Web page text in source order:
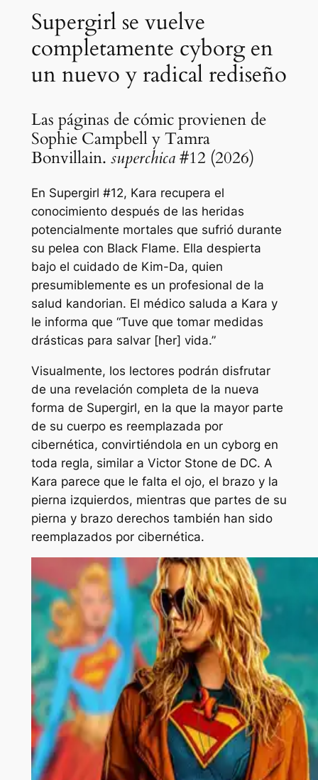
Supergirl se vuelve
completamente cyborg en
un nuevo y radical rediseño
Las páginas de cómic provienen de
Sophie Campbell y Tamra
Bonvillain. superchica#12 (2026)
En Supergirl #12, Kara recupera el
conocimiento después de las heridas
potencialmente mortales que sufrió durante
su pelea con Black Flame. Ella despierta
bajo el cuidado de Kim-Da, quien
presumiblemente es un profesional de la
salud kandorian. El médico saluda a Kara y
le informa que “Tuve que tomar medidas
drásticas para salvar [her] vida.”
Visualmente, los lectores podrán disfrutar
de una revelación completa de la nueva
forma de Supergirl, en la que la mayor parte
de su cuerpo es reemplazada por
cibernética, convirtiéndola en un cyborg en
toda regla, similar a Victor Stone de DC. A
Kara parece que le falta el ojo, el brazo y la
pierna izquierdos, mientras que partes de su
pierna y brazo derechos también han sido
reemplazados por cibernética.